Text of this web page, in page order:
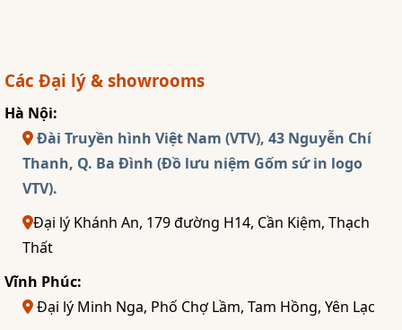
Các Đại lý & showrooms
Hà Nội:
Đài Truyền hình Việt Nam (VTV), 43 Nguyễn Chí
Thanh, Q. Ba Đình (Đồ lưu niệm Gốm sứ in logo
VTV).
Đại lý Khánh An, 179 đường H14, Cần Kiệm, Thạch
Thất
Vĩnh Phúc:
Đại lý Minh Nga, Phố Chợ Lầm, Tam Hồng, Yên Lạc